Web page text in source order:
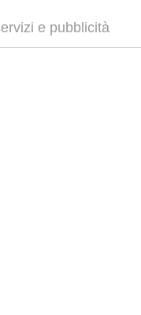
e pubblicità